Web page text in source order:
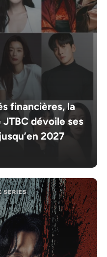
financières, la
dévoile ses
2027